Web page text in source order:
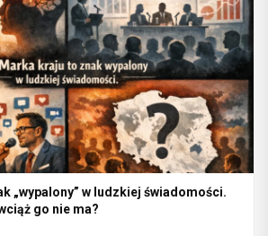
„wypalony” w ludzkiej świadomości.
go nie ma?